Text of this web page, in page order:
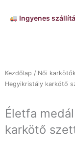
Ingyenes
Kezdőlap / Női karkötők
Hegyikristály karkötő
Életfa
karkötő